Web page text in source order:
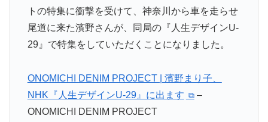
トの特集に衝撃を受けて、神奈川から車を走らせ
尾道に来た濱野さんが、同局の『人生デザインU-
29』で特集をしていただくことになりました。
ONOMICHI DENIM PROJECT | 濱野まり子、
NHK『人生デザインU-29』に出ます
–
ONOMICHI DENIM PROJECT